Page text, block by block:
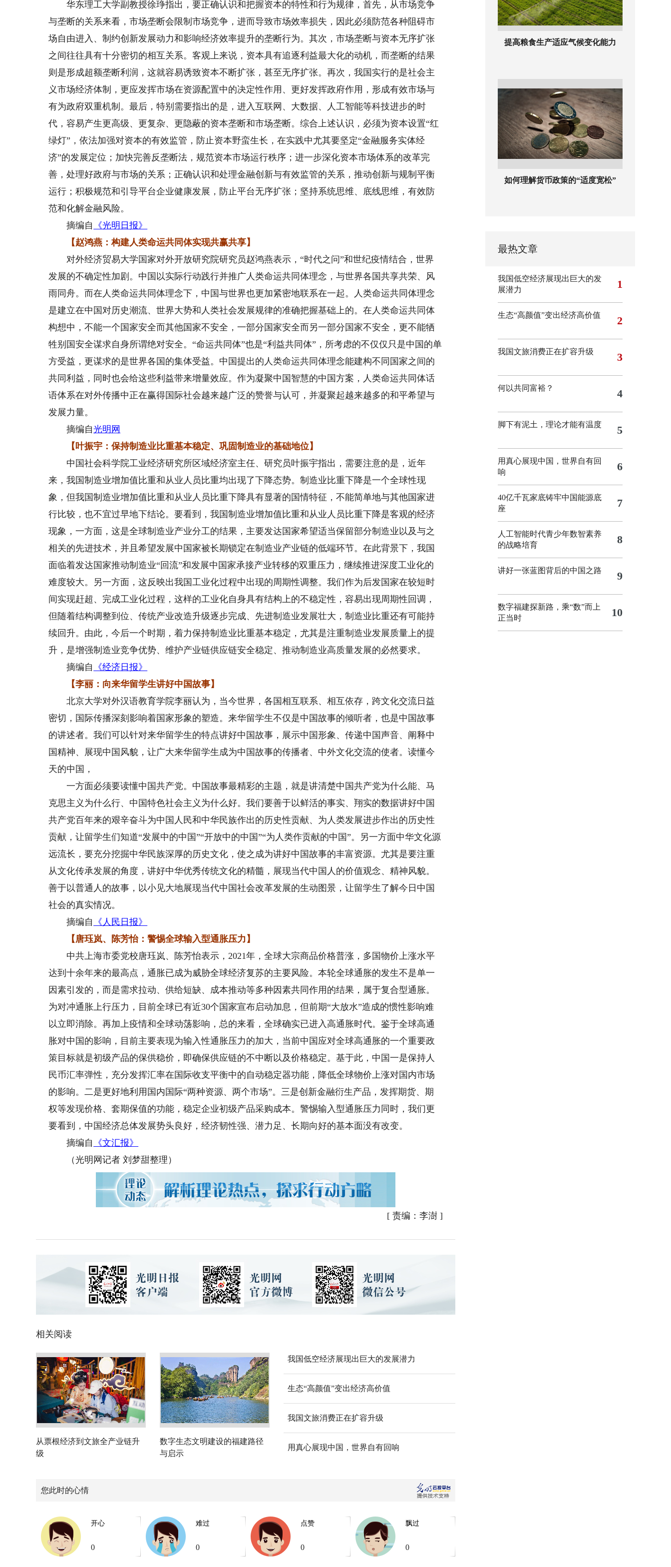
华东理工大学副教授徐琤指出，要正确认识和把握资本的特性和行为规律，首先，从市场竞争
与垄断的关系来看，市场垄断会限制市场竞争，进而导致市场效率损失，因此必须防范各种阻碍市
场自由进入、制约创新发展动力和影响经济效率提升的垄断行为。其次，市场垄断与资本无序扩张
之间往往具有十分密切的相互关系。客观上来说，资本具有追逐利益最大化的动机，而垄断的结果
则是形成超额垄断利润，这就容易诱致资本不断扩张，甚至无序扩张。再次，我国实行的是社会主
义市场经济体制，更应发挥市场在资源配置中的决定性作用、更好发挥政府作用，形成有效市场与
有为政府双重机制。最后，特别需要指出的是，进入互联网、大数据、人工智能等科技进步的时
代，容易产生更高级、更复杂、更隐蔽的资本垄断和市场垄断。综合上述认识，必须为资本设置“红
绿灯”，依法加强对资本的有效监管，防止资本野蛮生长，在实践中尤其要坚定“金融服务实体经
济”的发展定位；加快完善反垄断法，规范资本市场运行秩序；进一步深化资本市场体系的改革完
善，处理好政府与市场的关系；正确认识和处理金融创新与有效监管的关系，推动创新与规制平衡
运行；积极规范和引导平台企业健康发展，防止平台无序扩张；坚持系统思维、底线思维，有效防
范和化解金融风险。
摘编自
《光明日报》
【赵鸿燕：构建人类命运共同体实现共赢共享】
对外经济贸易大学国家对外开放研究院研究员赵鸿燕表示，“时代之问”和世纪疫情结合，世界
发展的不确定性加剧。中国以实际行动践行并推广人类命运共同体理念，与世界各国共享共荣、风
雨同舟。而在人类命运共同体理念下，中国与世界也更加紧密地联系在一起。人类命运共同体理念
是建立在中国对历史潮流、世界大势和人类社会发展规律的准确把握基础上的。在人类命运共同体
构想中，不能一个国家安全而其他国家不安全，一部分国家安全而另一部分国家不安全，更不能牺
牲别国安全谋求自身所谓绝对安全。“命运共同体”也是“利益共同体”，所考虑的不仅仅只是中国的单
方受益，更谋求的是世界各国的集体受益。中国提出的人类命运共同体理念能建构不同国家之间的
共同利益，同时也会给这些利益带来增量效应。作为凝聚中国智慧的中国方案，人类命运共同体话
语体系在对外传播中正在赢得国际社会越来越广泛的赞誉与认可，并凝聚起越来越多的和平希望与
发展力量。
摘编自光明网
【叶振宇：保持制造业比重基本稳定、巩固制造业的基础地位】
中国社会科学院工业经济研究所区域经济室主任、研究员叶振宇指出，需要注意的是，近年
来，我国制造业增加值比重和从业人员比重均出现了下降态势。制造业比重下降是一个全球性现
象，但我国制造业增加值比重和从业人员比重下降具有显著的国情特征，不能简单地与其他国家进
行比较，也不宜过早地下结论。要看到，我国制造业增加值比重和从业人员比重下降是客观的经济
现象，一方面，这是全球制造业产业分工的结果，主要发达国家希望适当保留部分制造业以及与之
相关的先进技术，并且希望发展中国家被长期锁定在制造业产业链的低端环节。在此背景下，我国
面临着发达国家推动制造业“回流”和发展中国家承接产业转移的双重压力，继续推进深度工业化的
难度较大。另一方面，这反映出我国工业化过程中出现的周期性调整。我们作为后发国家在较短时
间实现赶超、完成工业化过程，这样的工业化自身具有结构上的不稳定性，容易出现周期性回调，
但随着结构调整到位、传统产业改造升级逐步完成、先进制造业发展壮大，制造业比重还有可能持
续回升。由此，今后一个时期，着力保持制造业比重基本稳定，尤其是注重制造业发展质量上的提
升，是增强制造业竞争优势、维护产业链供应链安全稳定、推动制造业高质量发展的必然要求。
摘编自
《经济日报》
【李丽：向来华留学生讲好中国故事】
北京大学对外汉语教育学院李丽认为，当今世界，各国相互联系、相互依存，跨文化交流日益
密切，国际传播深刻影响着国家形象的塑造。来华留学生不仅是中国故事的倾听者，也是中国故事
的讲述者。我们可以针对来华留学生的特点讲好中国故事，展示中国形象、传递中国声音、阐释中
国精神、展现中国风貌，让广大来华留学生成为中国故事的传播者、中外文化交流的使者。读懂今
天的中国，
一方面必须要读懂中国共产党。中国故事最精彩的主题，就是讲清楚中国共产党为什么能、马
克思主义为什么行、中国特色社会主义为什么好。我们要善于以鲜活的事实、翔实的数据讲好中国
共产党百年来的艰辛奋斗为中国人民和中华民族作出的历史性贡献、为人类发展进步作出的历史性
贡献，让留学生们知道“发展中的中国”“开放中的中国”“为人类作贡献的中国”。另一方面中华文化源
远流长，要充分挖掘中华民族深厚的历史文化，使之成为讲好中国故事的丰富资源。尤其是要注重
从文化传承发展的角度，讲好中华优秀传统文化的精髓，展现当代中国人的价值观念、精神风貌。
善于以普通人的故事，以小见大地展现当代中国社会改革发展的生动图景，让留学生了解今日中国
社会的真实情况。
摘编自
《人民日报》
【唐珏岚、陈芳怡：警惕全球输入型通胀压力】
中共上海市委党校唐珏岚、陈芳怡表示，2021年，全球大宗商品价格普涨，多国物价上涨水平
达到十余年来的最高点，通胀已成为威胁全球经济复苏的主要风险。本轮全球通胀的发生不是单一
因素引发的，而是需求拉动、供给短缺、成本推动等多种因素共同作用的结果，属于复合型通胀。
为对冲通胀上行压力，目前全球已有近30个国家宣布启动加息，但前期“大放水”造成的惯性影响难
以立即消除。再加上疫情和全球动荡影响，总的来看，全球确实已进入高通胀时代。鉴于全球高通
胀对中国的影响，目前主要表现为输入性通胀压力的加大，当前中国应对全球高通胀的一个重要政
策目标就是初级产品的保供稳价，即确保供应链的不中断以及价格稳定。基于此，中国一是保持人
民币汇率弹性，充分发挥汇率在国际收支平衡中的自动稳定器功能，降低全球物价上涨对国内市场
的影响。二是更好地利用国内国际“两种资源、两个市场”。三是创新金融衍生产品，发挥期货、期
权等发现价格、套期保值的功能，稳定企业初级产品采购成本。警惕输入型通胀压力同时，我们更
要看到，中国经济总体发展势头良好，经济韧性强、潜力足、长期向好的基本面没有改变。
摘编自
《文汇报》
（光明网记者 刘梦甜整理）
[ 责编：李澍]
相关阅读
从票根经济到文旅全产业链升
级
数字生态文明建设的福建路径
与启示
我国低空经济展现出巨大的发展潜力
生态“高颜值”变出经济高价值
我国文旅消费正在扩容升级
用真心展现中国，世界自有回响
您此时的心情
开心
0
难过
0
点赞
0
飘过
0
提高粮食生产适应气候变化能力
如何理解货币政策的“适度宽松”
最热文章
我国低空经济展现出巨大的发
展潜力
1
生态“高颜值”变出经济高价值 2
我国文旅消费正在扩容升级 3
何以共同富裕？ 4
脚下有泥土，理论才能有温度 5
用真心展现中国，世界自有回
响
6
40亿千瓦家底铸牢中国能源底
座
7
人工智能时代青少年数智素养
的战略培育
8
讲好一张蓝图背后的中国之路 9
数字福建探新路，乘“数”而上
正当时
10